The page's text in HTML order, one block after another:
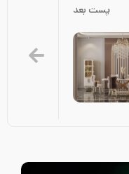
پست بعد